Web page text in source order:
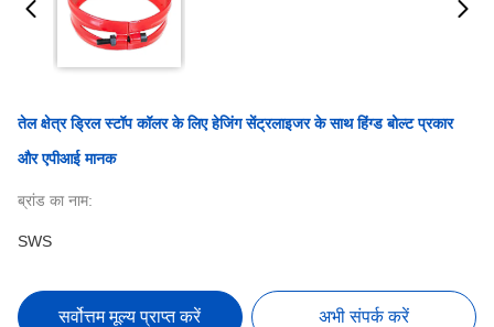
तेल क्षेत्र ड्रिल स्टॉप कॉलर के लिए हेजिंग सेंट्रलाइजर के साथ हिंग्ड बोल्ट प्रकार
और एपीआई मानक
ब्रांड का नाम:
SWS
सर्वोत्तम मूल्य प्राप्त करें अभी संपर्क करें